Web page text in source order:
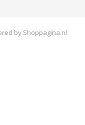
by Shoppagina.nl